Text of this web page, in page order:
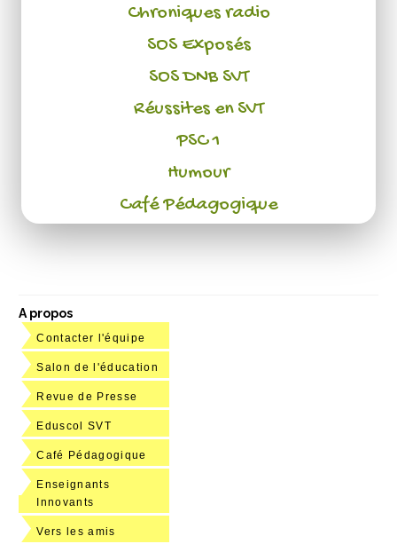
Chroniques radio
SOS Exposés
SOS DNB SVT
Réussites en SVT
PSC 1
Humour
Café Pédagogique
A propos
Contacter l'équipe
Salon de l'éducation
Revue de Presse
Eduscol SVT
Café Pédagogique
Enseignants
Innovants
Vers les amis